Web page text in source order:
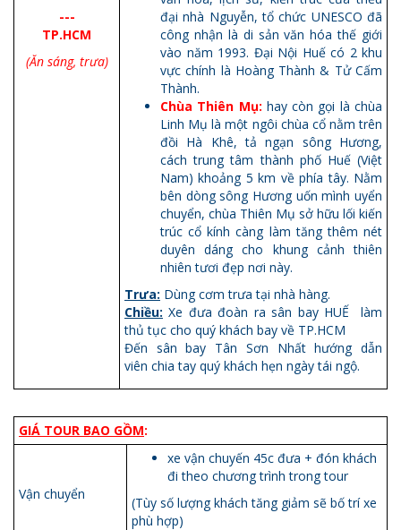
---
TP.HCM
(Ăn sáng, trưa)
đại nhà Nguyễn, tổ chức UNESCO đã
công nhận là di sản văn hóa thế giới
vào năm 1993. Đại Nội Huế có 2 khu
vực chính là Hoàng Thành & Tử Cấm
Thành.
Chùa Thiên Mụ: hay còn gọi là chùa
Linh Mụ là một ngôi chùa cổ nằm trên
đồi Hà Khê, tả ngạn sông Hương,
cách trung tâm thành phố Huế (Việt
Nam) khoảng 5 km về phía tây. Nằm
bên dòng sông Hương uốn mình uyển
chuyển, chùa Thiên Mụ sở hữu lối kiến
​​trúc cổ kính càng làm tăng thêm nét
duyên dáng cho khung cảnh thiên
nhiên tươi đẹp nơi này.
Trưa: Dùng cơm trưa tại nhà hàng.
Chiều: Xe đưa đoàn ra sân bay HUẾ làm
thủ tục cho quý khách bay về TP.HCM
Đến sân bay Tân Sơn Nhất hướng dẫn
viên chia tay quý khách hẹn ngày tái ngộ.
GIÁ TOUR BAO GỒM:
Vận chuyển
xe vận chuyến 45c đưa + đón khách
đi theo chương trình trong tour
(Tùy số lượng khách tăng giảm sẽ bố trí xe
phù hợp)